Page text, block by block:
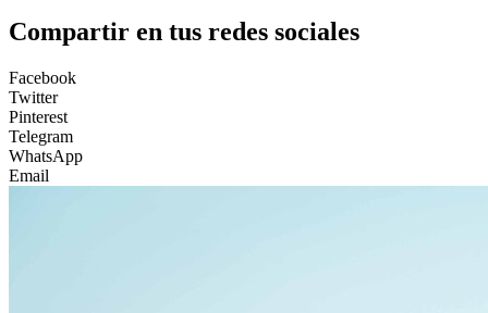
Compartir en tus redes sociales
Facebook
Twitter
Pinterest
Telegram
WhatsApp
Email